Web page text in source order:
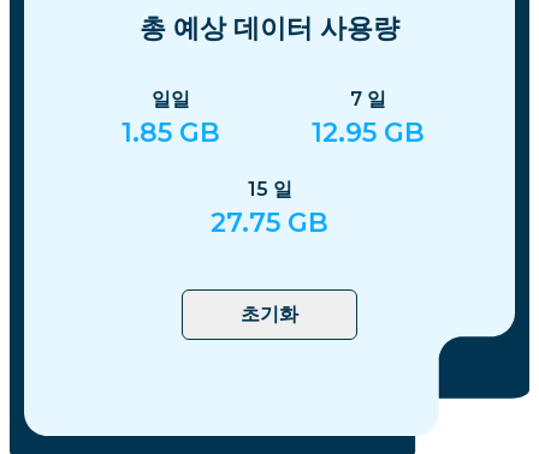
총 예상 데이터 사용량
일일
1.85 GB
7 일
12.95 GB
15 일
27.75 GB
초기화